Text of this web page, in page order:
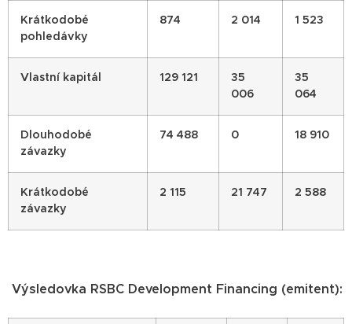
Krátkodobé
pohledávky
874 2 014 1 523
Vlastní kapitál 129 121
35
006
35
064
Dlouhodobé
závazky
74 488 0 18 910
Krátkodobé
závazky
2 115 21 747 2 588
Výsledovka RSBC Development Financing (emitent):